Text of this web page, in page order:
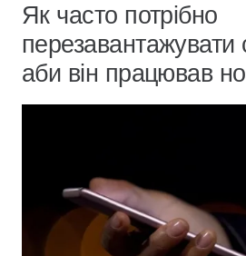
Як часто потрібно
аби він працював